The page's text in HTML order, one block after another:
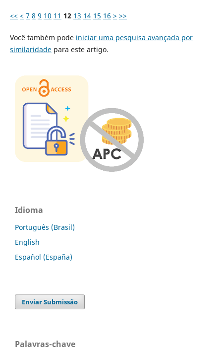
<< < 7 8 9 10 11 12 13 14 15 16 > >>
Você também pode iniciar uma pesquisa avançada por
similaridadepara este artigo.
Idioma
Português (Brasil)
English
Español (España)
Enviar Submissão
Palavras-chave